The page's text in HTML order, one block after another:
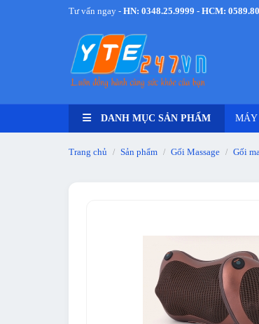
Tư vấn ngay - HN: 0348.25.9999 - HCM:
DANH MỤC SẢN PHẨM MÁY
Trang chủ / Sản phẩm / Gối Massage / Gối